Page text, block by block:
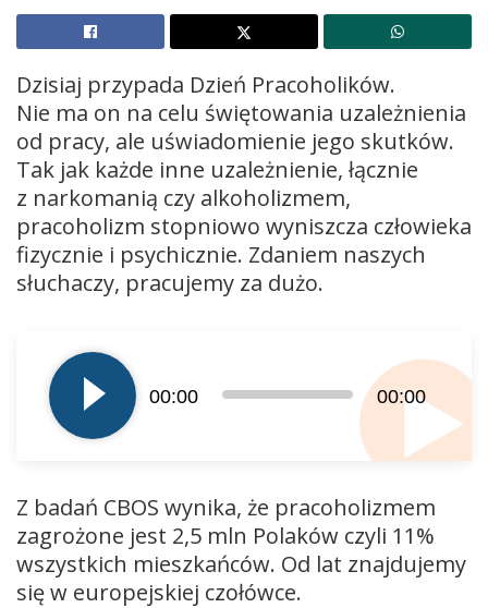
Dzisiaj przypada Dzień Pracoholików.
Nie ma on na celu świętowania uzależnienia
od pracy, ale uświadomienie jego skutków.
Tak jak każde inne uzależnienie, łącznie
z narkomanią czy alkoholizmem,
pracoholizm stopniowo wyniszcza człowieka
fizycznie i psychicznie. Zdaniem naszych
słuchaczy, pracujemy za dużo.
plików
dźwiękowych
00:00 00:00
Z badań CBOS wynika, że pracoholizmem
zagrożone jest 2,5 mln Polaków czyli 11%
wszystkich mieszkańców. Od lat znajdujemy
się w europejskiej czołówce.